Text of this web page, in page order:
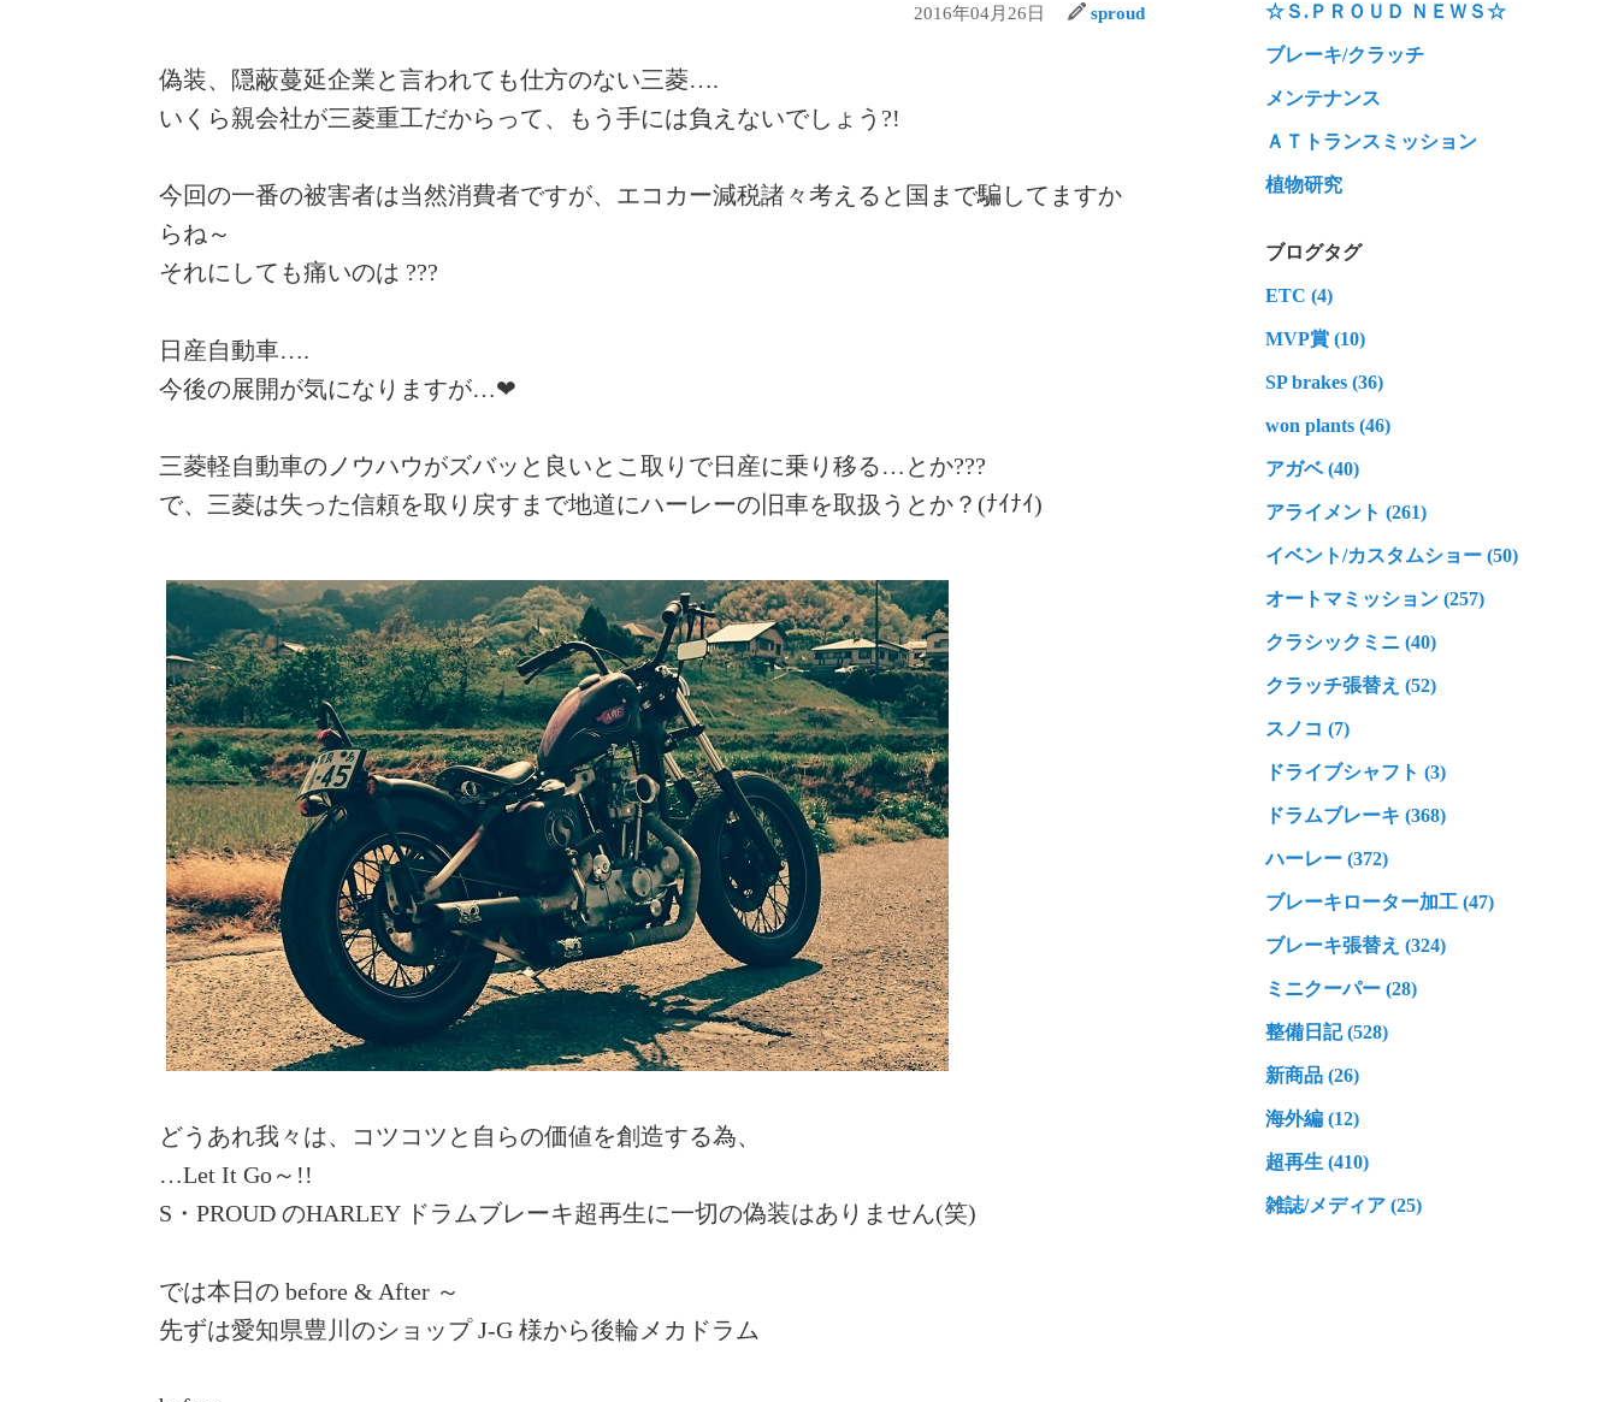
2016年04月26日 sproud
偽装、隠蔽蔓延企業と言われても仕方のない三菱….
いくら親会社が三菱重工だからって、もう手には負えないでしょう?!
今回の一番の被害者は当然消費者ですが、エコカー減税諸々考えると国まで騙してますか
らね～
それにしても痛いのは ???
日産自動車….
今後の展開が気になりますが…❤
三菱軽自動車のノウハウがズバッと良いとこ取りで日産に乗り移る…とか???
で、三菱は失った信頼を取り戻すまで地道にハーレーの旧車を取扱うとか？(ﾅｲﾅｲ)
どうあれ我々は、コツコツと自らの価値を創造する為、
…Let It Go～!!
S・PROUD のHARLEY ドラムブレーキ超再生に一切の偽装はありません(笑)
では本日の before & After ～
先ずは愛知県豊川のショップ J-G 様から後輪メカドラム
☆Ｓ.ＰＲＯＵＤ ＮＥＷＳ☆
ブレーキ/クラッチ
メンテナンス
ＡＴトランスミッション
植物研究
ブログタグ
ETC (4)
MVP賞 (10)
SP brakes (36)
won plants (46)
アガベ (40)
アライメント (261)
イベント/カスタムショー (50)
オートマミッション (257)
クラシックミニ (40)
クラッチ張替え (52)
スノコ (7)
ドライブシャフト (3)
ドラムブレーキ (368)
ハーレー (372)
ブレーキローター加工 (47)
ブレーキ張替え (324)
ミニクーパー (28)
整備日記 (528)
新商品 (26)
海外編 (12)
超再生 (410)
雑誌/メディア (25)